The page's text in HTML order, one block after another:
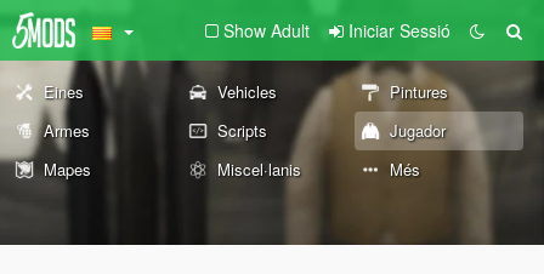
Show Adult Iniciar Sessió
Eines Vehicles
Pintures
Armes
Scripts
Jugador
Mapes
Miscel·lanis Més